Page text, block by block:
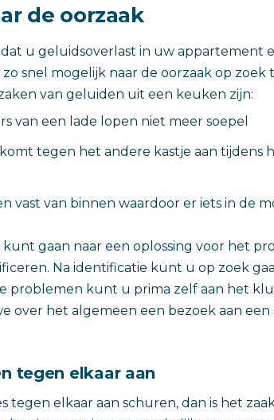
de oorzaak
u geluidsoverlast in uw appartement
snel mogelijk naar de oorzaak op zoek
van geluiden uit een keuken zijn:
van een lade lopen niet meer soepel
tegen het andere kastje aan tijdens
vast van binnen waardoor er iets in de
gaan naar een oplossing voor het
Na identificatie kunt u op zoek
problemen kunt u prima zelf aan het
over het algemeen een bezoek aan een
tegen elkaar aan
tegen elkaar aan schuren, dan is het